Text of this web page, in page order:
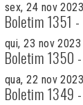
sex, 24 nov 2023
Boletim 1351
qui, 23 nov 2023
Boletim 1350
qua, 22 nov 2023
Boletim 1349